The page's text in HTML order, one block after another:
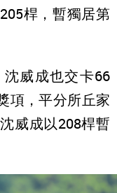
桿，暫獨居第
威成也交卡66
項，平分所丘家
威成以208桿暫